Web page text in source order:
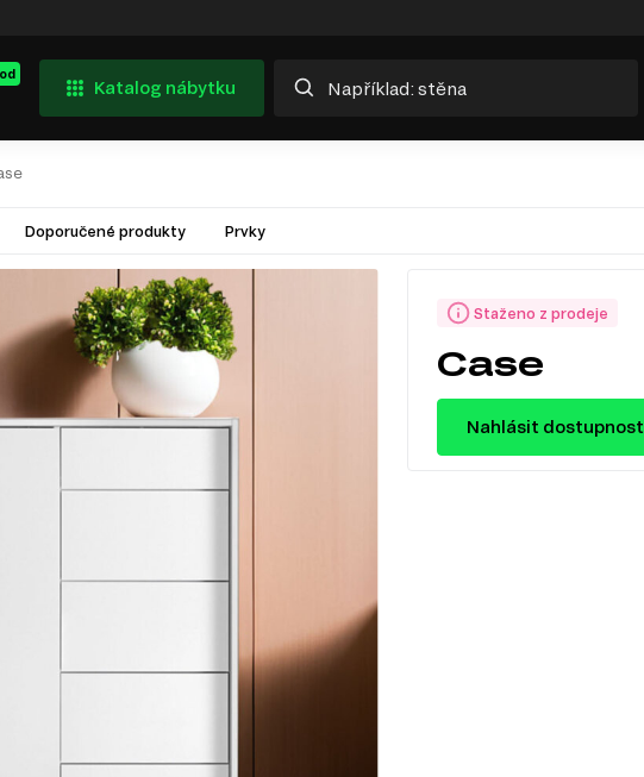
Katalog nábytku
Doporučené produkty Prvky
Staženo z prodeje
Case
Nahlásit dostupnost